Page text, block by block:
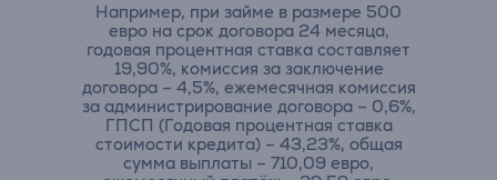
Например, при займе в размере 500
евро на срок договора 24 месяца,
годовая процентная ставка составляет
19,90%, комиссия за заключение
договора – 4,5%, ежемесячная комиссия
за администрирование договора – 0,6%,
ГПСП (Годовая процентная ставка
стоимости кредита) – 43,23%, общая
сумма выплаты – 710,09 евро,